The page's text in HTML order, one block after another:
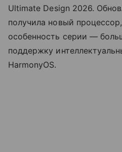
Ultimate Design 2026.
получила новый
особенность серии —
поддержку
HarmonyOS.